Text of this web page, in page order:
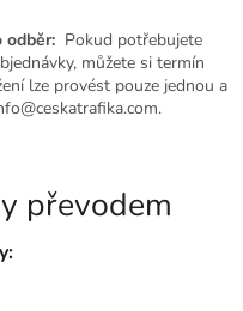
odběr: Pokud potřebujete
můžete si termín
lze provést pouze jednou a
převodem